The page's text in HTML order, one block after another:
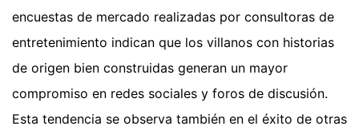
encuestas de mercado realizadas por consultoras de
entretenimiento indican que los villanos con historias
de origen bien construidas generan un mayor
compromiso en redes sociales y foros de discusión.
Esta tendencia se observa también en el éxito de otras